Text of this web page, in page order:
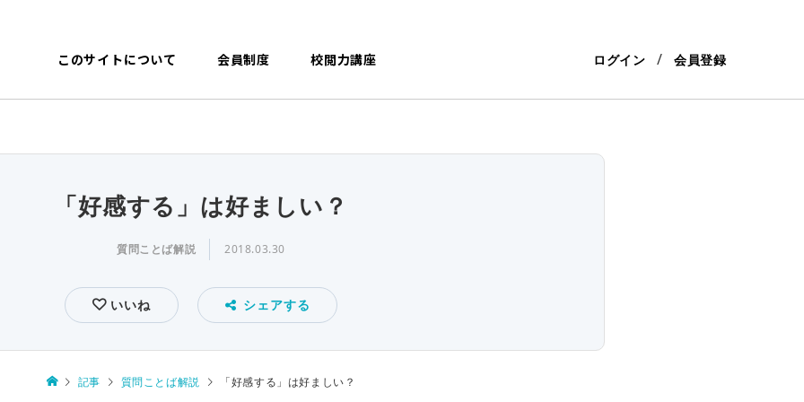
このサイトについて 会員制度 校閲力講座 ログイン 会員登録
「好感する」は好ましい？
質問ことば解説 2018.03.30
いいね シェアする
記事 質問ことば解説 「好感する」は好ましい？